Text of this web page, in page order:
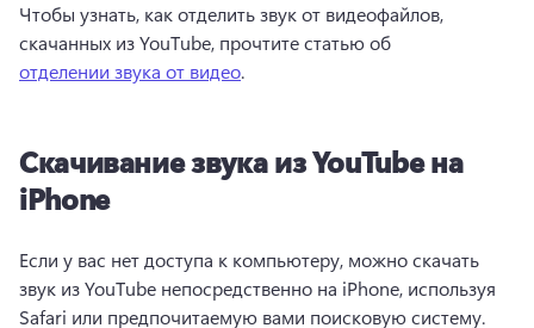
Чтобы узнать, как отделить звук от видеофайлов,
скачанных из YouTube, прочтите статью об
отделении звука от видео.
Скачивание звука из YouTube на
iPhone
Если у вас нет доступа к компьютеру, можно скачать
звук из YouTube непосредственно на iPhone, используя